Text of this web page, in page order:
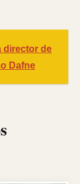
director de
Dafne